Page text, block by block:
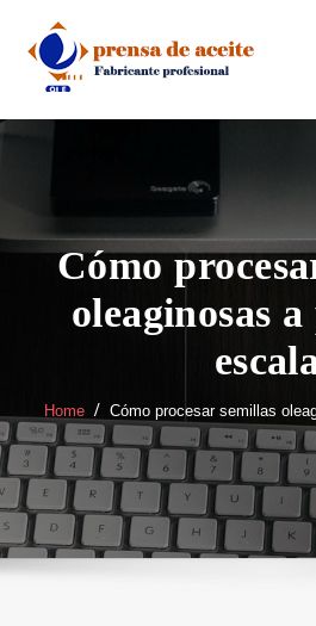
content
Cómo
oleaginosas
Home Cómo procesar semillas